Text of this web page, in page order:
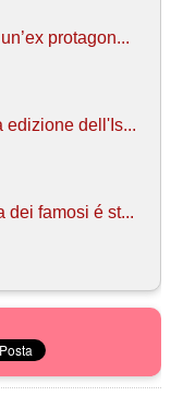
protagon...
edizione dell'Is...
dei famosi é st...